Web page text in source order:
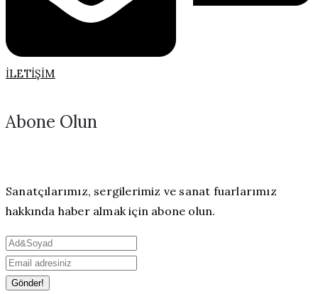
İLETIŞIM
Abone Olun
Sanatçılarımız, sergilerimiz ve sanat fuarlarımız
hakkında haber almak için abone olun.